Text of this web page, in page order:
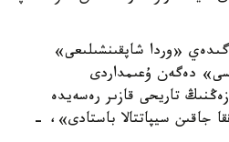
«وردا شاپقىنشىلىعى»
دەگەن ۇعىمداردى
تاريحى قازىر رەسەيدە
جاقىن سيپاتتالا باستادى»، -